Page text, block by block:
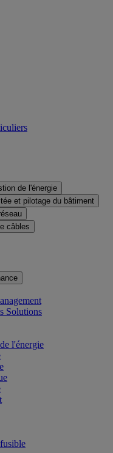
de l'énergie
et pilotage du bâtiment
câbles
Solutions
l'énergie